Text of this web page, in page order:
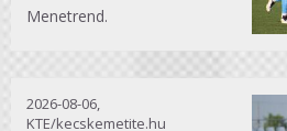
Menetrend.
2026-08-06,
KTE/kecskemetite.hu